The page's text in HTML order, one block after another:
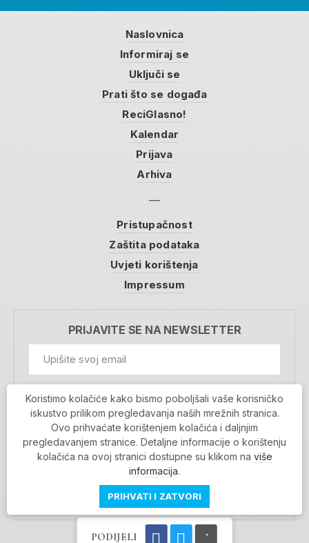
PODIJELI
Naslovnica
Informiraj se
Uključi se
Prati što se događa
ReciGlasno!
Kalendar
Prijava
Arhiva
Pristupačnost
Zaštita podataka
Uvjeti korištenja
Impressum
PRIJAVITE SE NA NEWSLETTER
Prihvaćam da se moji podaci spremaju u bazu
podataka i koriste u svrhu slanja MojaRijeka
newslettera
MOJARIJEKA NEWSLETTER
PRIJAVI SE
Koristimo kolačiće kako bismo poboljšali vaše korisničko
iskustvo prilikom pregledavanja naših mrežnih stranica.
Ovo prihvaćate korištenjem kolačića i daljnjim
pregledavanjem stranice. Detaljne informacije o korištenju
kolačića na ovoj stranici dostupne su klikom na više
informacija.
PRIHVATI I ZATVORI